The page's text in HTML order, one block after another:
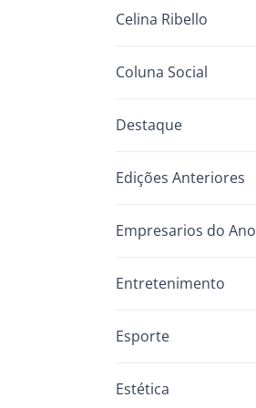
Celina Ribello
Coluna Social
Destaque
Edições Anteriores
Empresarios do Ano
Entretenimento
Esporte
Estética